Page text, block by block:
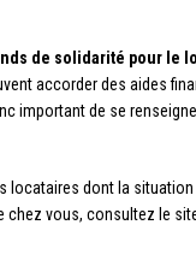
de solidarité pour le
accorder des aides
important de se
locataires dont la
vous, consultez le